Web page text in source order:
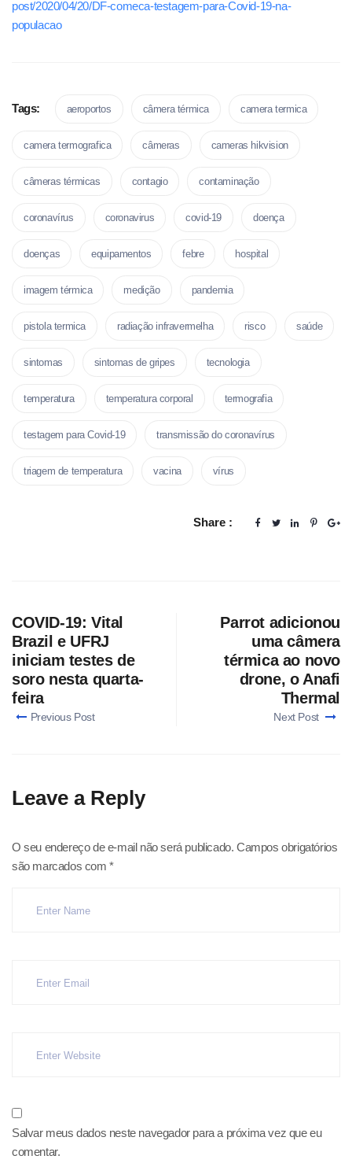
post/2020/04/20/DF-comeca-testagem-para-Covid-19-na-
populacao
Tags: aeroportos câmera térmica camera termica
camera termografica câmeras cameras hikvision
câmeras térmicas contagio contaminação
coronavírus coronavirus covid-19 doença
doenças equipamentos febre hospital
imagem térmica medição pandemia
pistola termica radiação infravermelha risco saúde
sintomas sintomas de gripes tecnologia
temperatura temperatura corporal termografia
testagem para Covid-19 transmissão do coronavírus
triagem de temperatura vacina vírus
Share :
COVID-19: Vital
Brazil e UFRJ
iniciam testes de
soro nesta quarta-
feira
Previous Post
Parrot adicionou
uma câmera
térmica ao novo
drone, o Anafi
Thermal
Next Post
Leave a Reply
O seu endereço de e-mail não será publicado. Campos obrigatórios
são marcados com*
Salvar meus dados neste navegador para a próxima vez que eu
comentar.